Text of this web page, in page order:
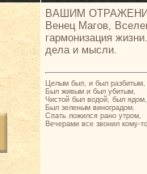
ВАШИМ
Венец Магов,
гармонизация
дела и мысли.
Целым был, и был разбитым,
Был живым и был убитым,
Чистой был водой, был ядом,
Был зеленым виноградом.
Спать ложился рано утром,
Вечерами все звонил кому-